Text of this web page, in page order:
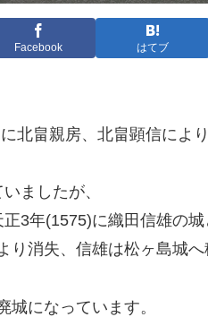
Facebook はてブ
北畠親房、北畠顕信によ
ましたが、
3年(1575)に織田信雄の城
り消失、信雄は松ヶ島城へ
城になっています。